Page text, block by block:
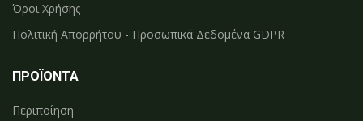
Όροι Χρήσης
Πολιτική Απορρήτου - Προσωπικά Δεδομένα GDPR
ΠΡΟΪΟΝΤΑ
Περιποίηση